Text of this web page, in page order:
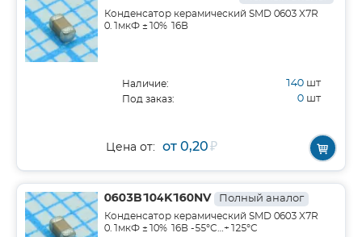
Конденсатор керамический SMD 0603 X7R
0.1мкФ ±10% 16В
Наличие: 140 шт
Под заказ: 0 шт
Цена от: от 0,20₽
0603B104K160NV Полный аналог
Конденсатор керамический SMD 0603 X7R
0.1мкФ ±10% 16В -55°C…+125°C